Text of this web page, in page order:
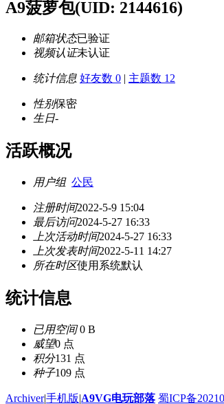
A9菠萝包(UID: 2144616)
邮箱状态已验证
视频认证未认证
统计信息 好友数 0 | 主题数 12
性别保密
生日-
活跃概况
用户组 公民
注册时间2022-5-9 15:04
最后访问2024-5-27 16:33
上次活动时间2024-5-27 16:33
上次发表时间2022-5-11 14:27
所在时区使用系统默认
统计信息
已用空间0 B
威望0 点
积分131 点
种子109 点
Archiver|手机版|A9VG电玩部落 蜀ICP备